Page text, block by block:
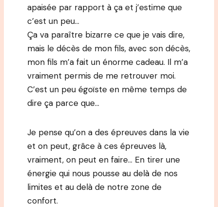
apaisée par rapport à ça et j’estime que
c’est un peu…
Ça va paraître bizarre ce que je vais dire,
mais le décès de mon fils, avec son décès,
mon fils m’a fait un énorme cadeau. Il m’a
vraiment permis de me retrouver moi.
C’est un peu égoïste en même temps de
dire ça parce que…
Je pense qu’on a des épreuves dans la vie
et on peut, grâce à ces épreuves là,
vraiment, on peut en faire… En tirer une
énergie qui nous pousse au delà de nos
limites et au delà de notre zone de
confort.